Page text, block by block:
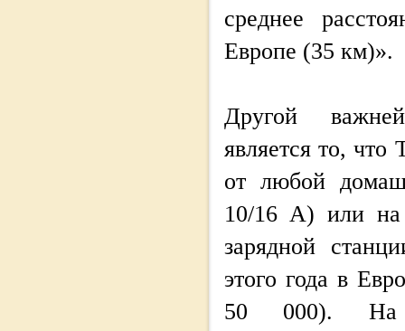
среднее
Европе (35 км)».
Другой
является то,
от любой
10/16 А) или на
зарядной
этого года в
50 000). На